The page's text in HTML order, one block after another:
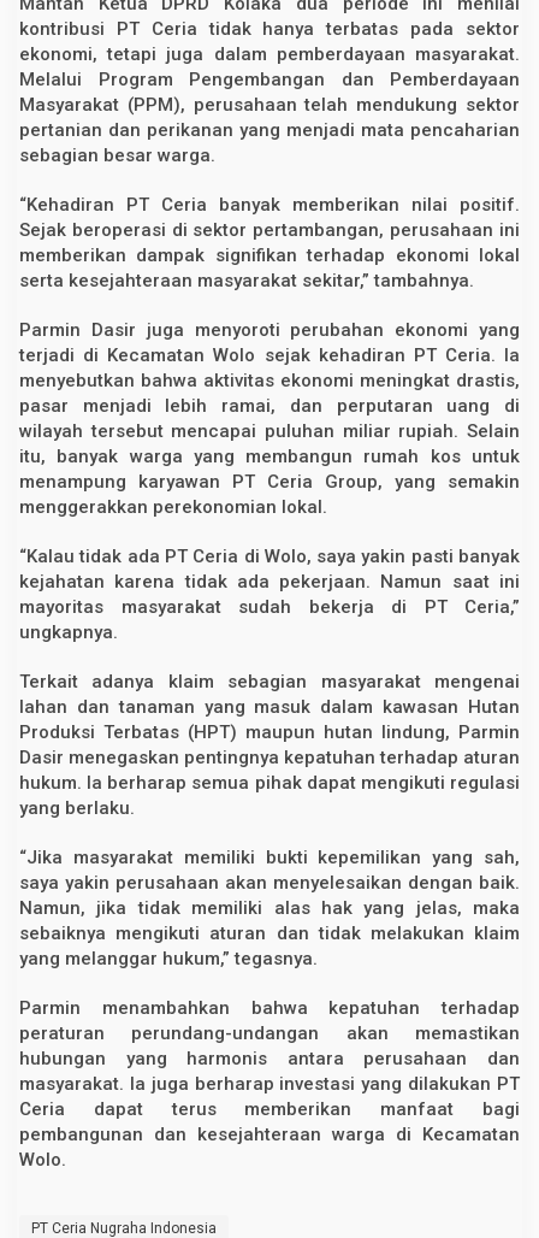
kontribusi PT Ceria tidak hanya terbatas pada sektor
ekonomi, tetapi juga dalam pemberdayaan masyarakat.
Melalui Program Pengembangan dan Pemberdayaan
Masyarakat (PPM), perusahaan telah mendukung sektor
pertanian dan perikanan yang menjadi mata pencaharian
sebagian besar warga.
“Kehadiran PT Ceria banyak memberikan nilai positif.
Sejak beroperasi di sektor pertambangan, perusahaan ini
memberikan dampak signifikan terhadap ekonomi lokal
serta kesejahteraan masyarakat sekitar,” tambahnya.
Parmin Dasir juga menyoroti perubahan ekonomi yang
terjadi di Kecamatan Wolo sejak kehadiran PT Ceria. Ia
menyebutkan bahwa aktivitas ekonomi meningkat drastis,
pasar menjadi lebih ramai, dan perputaran uang di
wilayah tersebut mencapai puluhan miliar rupiah. Selain
itu, banyak warga yang membangun rumah kos untuk
menampung karyawan PT Ceria Group, yang semakin
menggerakkan perekonomian lokal.
“Kalau tidak ada PT Ceria di Wolo, saya yakin pasti banyak
kejahatan karena tidak ada pekerjaan. Namun saat ini
mayoritas masyarakat sudah bekerja di PT Ceria,”
ungkapnya.
Terkait adanya klaim sebagian masyarakat mengenai
lahan dan tanaman yang masuk dalam kawasan Hutan
Produksi Terbatas (HPT) maupun hutan lindung, Parmin
Dasir menegaskan pentingnya kepatuhan terhadap aturan
hukum. Ia berharap semua pihak dapat mengikuti regulasi
yang berlaku.
“Jika masyarakat memiliki bukti kepemilikan yang sah,
saya yakin perusahaan akan menyelesaikan dengan baik.
Namun, jika tidak memiliki alas hak yang jelas, maka
sebaiknya mengikuti aturan dan tidak melakukan klaim
yang melanggar hukum,” tegasnya.
Parmin menambahkan bahwa kepatuhan terhadap
peraturan perundang-undangan akan memastikan
hubungan yang harmonis antara perusahaan dan
masyarakat. Ia juga berharap investasi yang dilakukan PT
Ceria dapat terus memberikan manfaat bagi
pembangunan dan kesejahteraan warga di Kecamatan
Wolo.
PT Ceria Nugraha Indonesia